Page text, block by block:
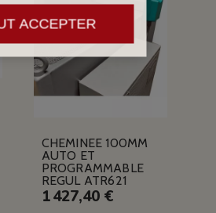
CHEMINEE 100MM
AUTO ET
PROGRAMMABLE
REGUL ATR621
1 427,40 €
ACCEPTER